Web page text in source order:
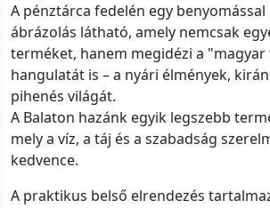
A pénztárca fedelén egy
ábrázolás látható, amely nemcsak
terméket, hanem megidézi a
hangulatát is – a nyári élmények,
pihenés világát.
A Balaton hazánk egyik legszebb
mely a víz, a táj és a szabadság
kedvence.
A praktikus belső elrendezés